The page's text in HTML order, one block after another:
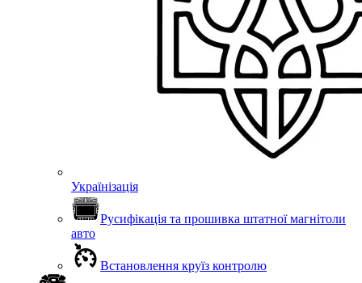
Українізація
Русифікація та прошивка штатної магнітоли
авто
Встановлення круїз контролю